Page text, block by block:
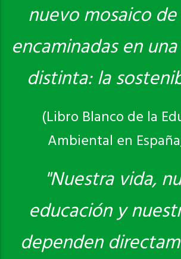
nuevo mosaico
encaminadas en
distinta: la
(Libro Blanco de la
Ambiental en
"Nuestra vida,
educación y
dependen